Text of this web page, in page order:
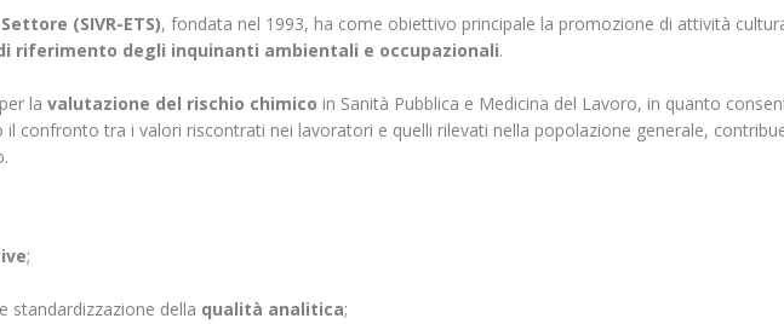
(SIVR-ETS), fondata nel 1993, ha come obiettivo principale la promozione di attività
riferimento degli inquinanti ambientali e occupazionali.
la valutazione del rischio chimico in Sanità Pubblica e Medicina del Lavoro, in quanto
tra i valori riscontrati nei lavoratori e quelli rilevati nella popolazione generale,
;
standardizzazione della qualità analitica;